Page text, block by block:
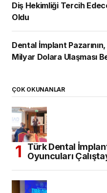
Diş Hekimliği Tercih Edecekler için
Oldu
Dental İmplant
Milyar Dolara Ulaşması
ÇOK OKUNANLAR
Türk Dental
Oyuncuları